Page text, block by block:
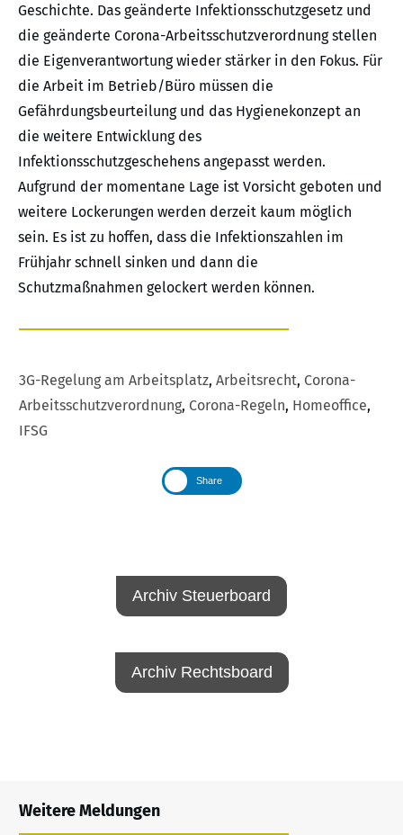
Geschichte. Das geänderte Infektionsschutzgesetz und
die geänderte Corona-Arbeitsschutzverordnung stellen
die Eigenverantwortung wieder stärker in den Fokus. Für
die Arbeit im Betrieb/Büro müssen die
Gefährdungsbeurteilung und das Hygienekonzept an
die weitere Entwicklung des
Infektionsschutzgeschehens angepasst werden.
Aufgrund der momentane Lage ist Vorsicht geboten und
weitere Lockerungen werden derzeit kaum möglich
sein. Es ist zu hoffen, dass die Infektionszahlen im
Frühjahr schnell sinken und dann die
Schutzmaßnahmen gelockert werden können.
3G-Regelung am Arbeitsplatz, Arbeitsrecht, Corona-
Arbeitsschutzverordnung, Corona-Regeln, Homeoffice,
IFSG
Share
Archiv Steuerboard
Archiv Rechtsboard
Weitere Meldungen